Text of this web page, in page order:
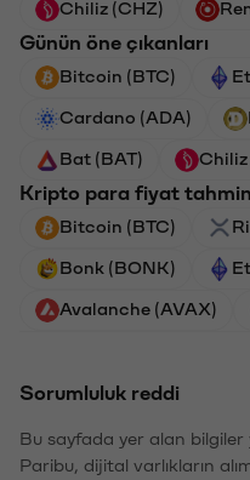
Chiliz (CHZ)
Günün öne çıkanları
Bitcoin (BTC)
Cardano (ADA)
Bat (BAT) Chiliz
Kripto para fiyat
Bitcoin (BTC)
Bonk (BONK)
Avalanche (AVAX)
Sorumluluk reddi
Bu sayfada yer alan bilgiler
Paribu, dijital varlıkların